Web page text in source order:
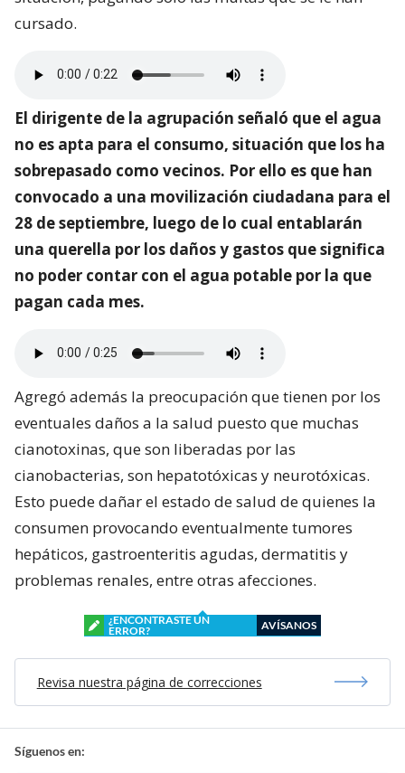
cursado.
El dirigente de la agrupación señaló que el agua
no es apta para el consumo, situación que los ha
sobrepasado como vecinos. Por ello es que han
convocado a una movilización ciudadana para el
28 de septiembre, luego de lo cual entablarán
una querella por los daños y gastos que significa
no poder contar con el agua potable por la que
pagan cada mes.
Agregó además la preocupación que tienen por los
eventuales daños a la salud puesto que muchas
cianotoxinas, que son liberadas por las
cianobacterias, son hepatotóxicas y neurotóxicas.
Esto puede dañar el estado de salud de quienes la
consumen provocando eventualmente tumores
hepáticos, gastroenteritis agudas, dermatitis y
problemas renales, entre otras afecciones.
¿ENCONTRASTE UN
ERROR?
AVÍSANOS
Revisa nuestra página de correcciones
Síguenos en: